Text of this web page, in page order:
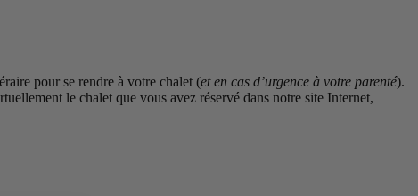
pour se rendre à votre chalet (et en cas d’urgence à votre parenté).
le chalet que vous avez réservé dans notre site Internet,